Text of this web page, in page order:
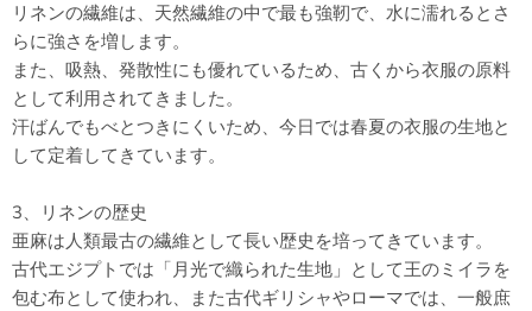
リネンの繊維は、天然繊維の中で最も強靭で、水に濡れるとさ
らに強さを増します。
また、吸熱、発散性にも優れているため、古くから衣服の原料
として利用されてきました。
汗ばんでもべとつきにくいため、今日では春夏の衣服の生地と
して定着してきています。
3、リネンの歴史
亜麻は人類最古の繊維として長い歴史を培ってきています。
古代エジプトでは「月光で織られた生地」として王のミイラを
包む布として使われ、また古代ギリシャやローマでは、一般庶